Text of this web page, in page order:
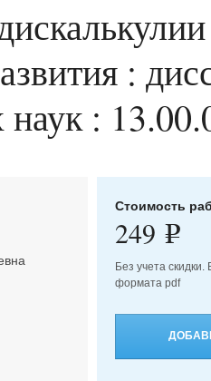
:
наук :
Стоимость
249 e
Без учета
формата pdf